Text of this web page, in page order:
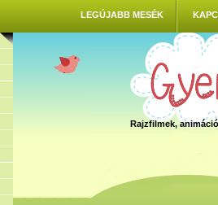
LEGÚJABB MESÉK
Rajzfilmek,